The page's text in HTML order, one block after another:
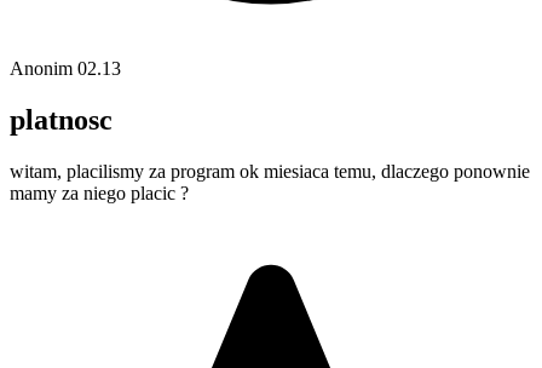
Anonim 02.13
platnosc
witam, placilismy za program ok miesiaca temu, dlaczego ponownie
mamy za niego placic ?